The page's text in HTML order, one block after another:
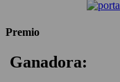
Premio
Ganadora: